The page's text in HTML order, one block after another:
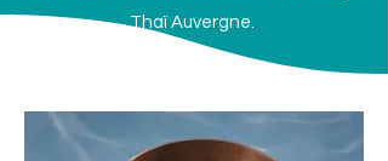
Thaï Auvergne.